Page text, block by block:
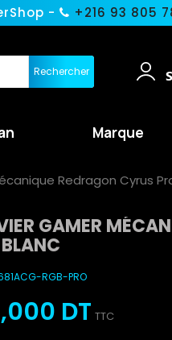
- +216 93 805
Rechercher
Marque
Redragon Cyrus
GAMER
RGB-PRO
DT TTC